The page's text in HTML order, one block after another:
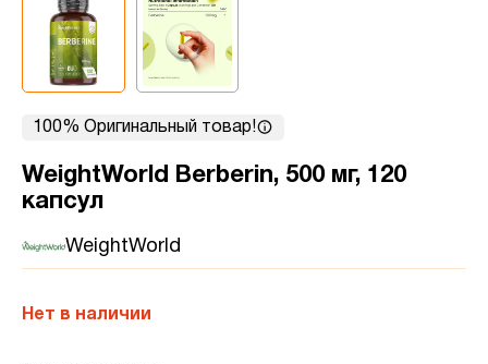
100% Оригинальный товар!
WeightWorld Berberin, 500 мг, 120
капсул
WeightWorld
Нет в наличии